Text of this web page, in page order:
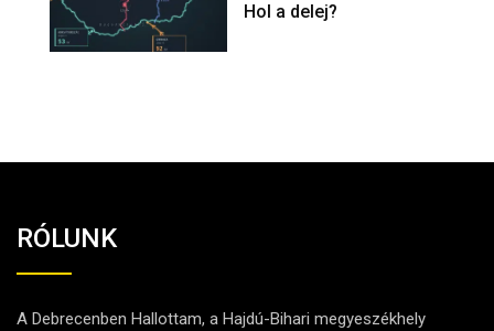
Hol a delej?
RÓLUNK
A Debrecenben Hallottam, a Hajdú-Bihari megyeszékhely